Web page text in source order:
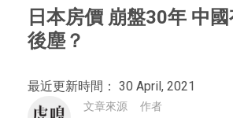
日本房價 崩盤30年 中
後塵？
最近更新時間： 30 April, 2021
文章來源 作者